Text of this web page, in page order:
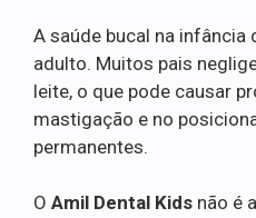
A saúde bucal na infância
adulto. Muitos pais
leite, o que pode causar
mastigação e no
permanentes.
O Amil Dental Kids não é